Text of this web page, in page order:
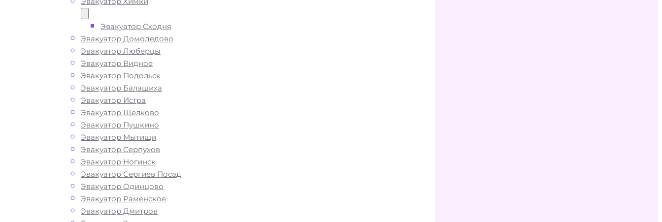
Эвакуатор Сходня
Эвакуатор Домодедово
Эвакуатор Люберцы
Эвакуатор Видное
Эвакуатор Подольск
Эвакуатор Балашиха
Эвакуатор Истра
Эвакуатор Щелково
Эвакуатор Пушкино
Эвакуатор Мытищи
Эвакуатор Серпухов
Эвакуатор Ногинск
Эвакуатор Сергиев Посад
Эвакуатор Одинцово
Эвакуатор Раменское
Эвакуатор Дмитров
ТЕЛЕФОН